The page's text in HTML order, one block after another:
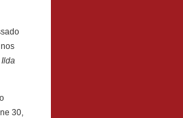
Ilda
30,